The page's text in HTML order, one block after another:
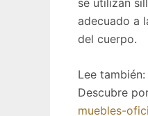
adecuado a
del cuerpo.
Lee
Descubre
muebles-